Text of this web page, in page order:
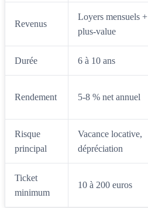
Revenus
Loyers mensuels +
plus-value
Durée 6 à 10 ans
Rendement 5-8 % net annuel
Risque
principal
Vacance locative,
dépréciation
Ticket
minimum
10 à 200 euros